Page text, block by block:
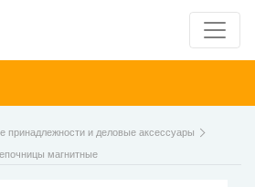
принадлежности и деловые аксессуары
магнитные